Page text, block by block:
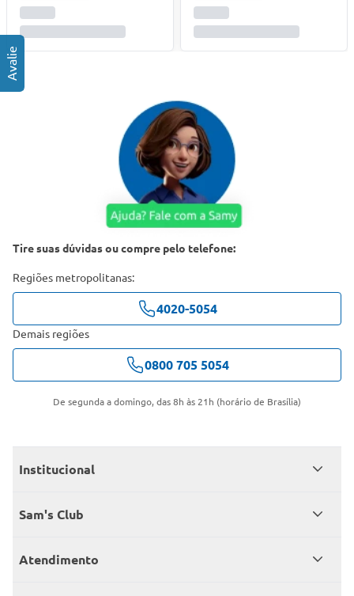
Tire suas dúvidas ou compre pelo telefone:
Regiões metropolitanas:
4020-5054
Demais regiões
0800 705 5054
De segunda a domingo, das 8h às 21h (horário de Brasília)
Institucional
Quem somos
Sam's Club
Seja sócio
Atendimento